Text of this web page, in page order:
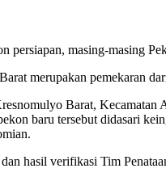
masing-masing
merupakan pemekaran
Barat, Kecamatan
baru tersebut didasari
hasil verifikasi Tim